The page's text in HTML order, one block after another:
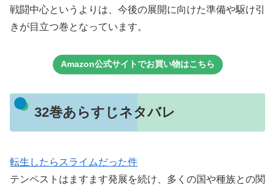
戦闘中心というよりは、今後の展開に向けた準備や駆け引
きが目立つ巻となっています。
Amazon公式サイトでお買い物はこちら
32巻あらすじネタバレ
転生したらスライムだった件
テンペストはますます発展を続け、多くの国や種族との関